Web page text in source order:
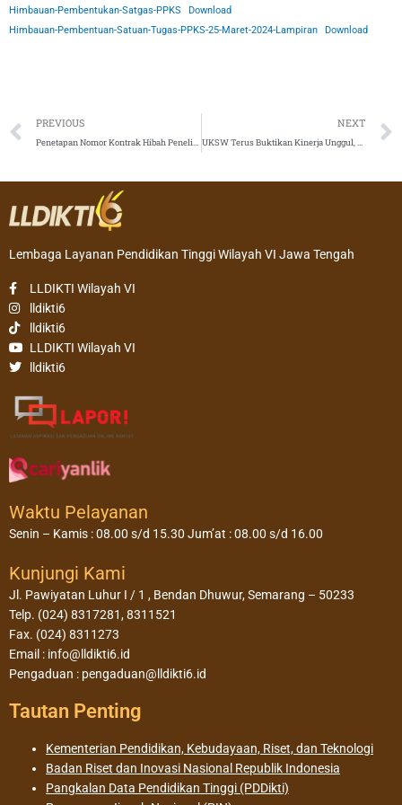
Himbauan-Pembentukan-Satgas-PPKS
Download
Himbauan-Pembentuan-Satuan-Tugas-PPKS-25-Maret-2024-Lampiran
Download
Prev
PREVIOUS
Penetapan Nomor Kontrak Hibah Penelitian dan Pengabdian Kepada Masyarakat bagi PT Vokasi di lingkungan LLDIKTI Wilayah VI Tahun 2024
NEXT
UKSW Terus Buktikan Kinerja Unggul, Lahirkan Guru Besar Ilmu Statistika
Lembaga Layanan Pendidikan Tinggi Wilayah VI Jawa Tengah
LLDIKTI Wilayah VI
lldikti6
lldikti6
LLDIKTI Wilayah VI
lldikti6
Waktu Pelayanan
Senin – Kamis : 08.00 s/d 15.30 Jum’at : 08.00 s/d 16.00
Kunjungi Kami
Jl. Pawiyatan Luhur I / 1 , Bendan Dhuwur, Semarang – 50233
Telp. (024) 8317281, 8311521
Fax. (024) 8311273
Email : info@lldikti6.id
Pengaduan : pengaduan@lldikti6.id
Tautan Penting
Kementerian Pendidikan, Kebudayaan, Riset, dan Teknologi
Badan Riset dan Inovasi Nasional Republik Indonesia
Pangkalan Data Pendidikan Tinggi (PDDikti)